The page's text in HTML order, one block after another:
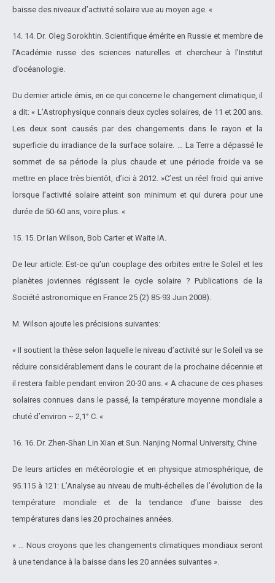
baisse des niveaux d’activité solaire vue au moyen age. «
14. 14. Dr. Oleg Sorokhtin. Scientifique émérite en Russie et membre de
l’Académie russe des sciences naturelles et chercheur à l’Institut
d’océanologie.
Du dernier article émis, en ce qui concerne le changement climatique, il
a dit: « L’Astrophysique connais deux cycles solaires, de 11 et 200 ans.
Les deux sont causés par des changements dans le rayon et la
superficie du irradiance de la surface solaire. … La Terre a dépassé le
sommet de sa période la plus chaude et une période froide va se
mettre en place très bientôt, d’ici à 2012. »C’est un réel froid qui arrive
lorsque l’activité solaire atteint son minimum et qui durera pour une
durée de 50-60 ans, voire plus. «
15. 15. Dr Ian Wilson, Bob Carter et Waite IA.
De leur article: Est-ce qu’un couplage des orbites entre le Soleil et les
planètes joviennes régissent le cycle solaire ? Publications de la
Société astronomique en France 25 (2) 85-93 Juin 2008).
M. Wilson ajoute les précisions suivantes:
« Il soutient la thèse selon laquelle le niveau d’activité sur le Soleil va se
réduire considérablement dans le courant de la prochaine décennie et
il restera faible pendant environ 20-30 ans. « A chacune de ces phases
solaires connues dans le passé, la température moyenne mondiale a
chuté d’environ ~ 2,1° C. «
16. 16. Dr. Zhen-Shan Lin Xian et Sun. Nanjing Normal University, Chine
De leurs articles en météorologie et en physique atmosphérique, de
95.115 à 121: L’Analyse au niveau de multi-échelles de l’évolution de la
température mondiale et de la tendance d’une baisse des
températures dans les 20 prochaines années.
« … Nous croyons que les changements climatiques mondiaux seront
à une tendance à la baisse dans les 20 années suivantes ».